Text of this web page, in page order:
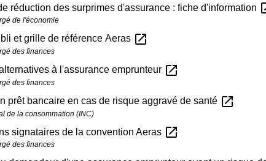
réduction des surprimes d'assurance : fiche d'information
de l'économie
et grille de référence Aeras open_in_new
des finances
à l'assurance emprunteur open_in_new
des finances
prêt bancaire en cas de risque aggravé de santé open_in_new
de la consommation (INC)
signataires de la convention Aeras open_in_new
des finances